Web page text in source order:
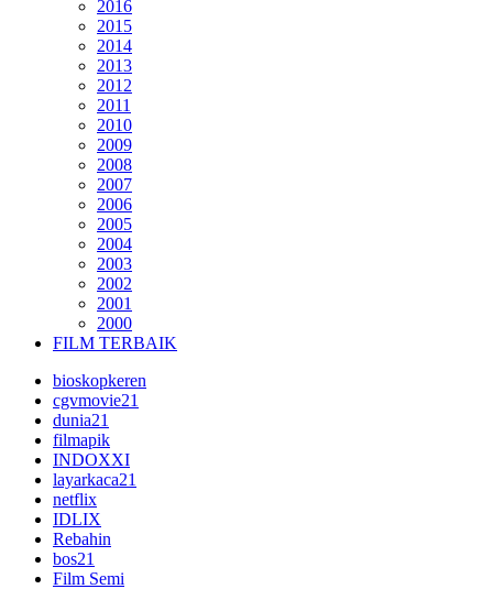
2016
2015
2014
2013
2012
2011
2010
2009
2008
2007
2006
2005
2004
2003
2002
2001
2000
FILM TERBAIK
bioskopkeren
cgvmovie21
dunia21
filmapik
INDOXXI
layarkaca21
netflix
IDLIX
Rebahin
bos21
Film Semi